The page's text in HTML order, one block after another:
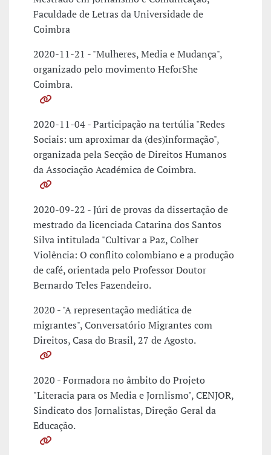
Faculdade de Letras da Universidade de
Coimbra
2020-11-21 - "Mulheres, Media e Mudança",
organizado pelo movimento HeforShe
Coimbra.
2020-11-04 - Participação na tertúlia "Redes
Sociais: um aproximar da (des)informação",
organizada pela Secção de Direitos Humanos
da Associação Académica de Coimbra.
2020-09-22 - Júri de provas da dissertação de
mestrado da licenciada Catarina dos Santos
Silva intitulada "Cultivar a Paz, Colher
Violência: O conflito colombiano e a produção
de café, orientada pelo Professor Doutor
Bernardo Teles Fazendeiro.
2020 - "A representação mediática de
migrantes", Conversatório Migrantes com
Direitos, Casa do Brasil, 27 de Agosto.
2020 - Formadora no âmbito do Projeto
"Literacia para os Media e Jornlismo", CENJOR,
Sindicato dos Jornalistas, Direção Geral da
Educação.